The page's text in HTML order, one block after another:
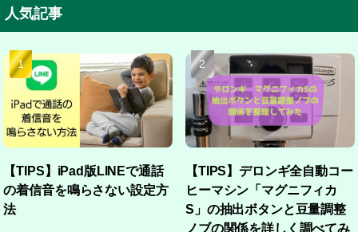
人気記事
【TIPS】iPad版LINEで通話
の着信音を鳴らさない設定方
法
【TIPS】デロンギ全自動コー
ヒーマシン「マグニフィカ
S」の抽出ボタンと豆量調整
ノブの関係を詳しく調べてみ